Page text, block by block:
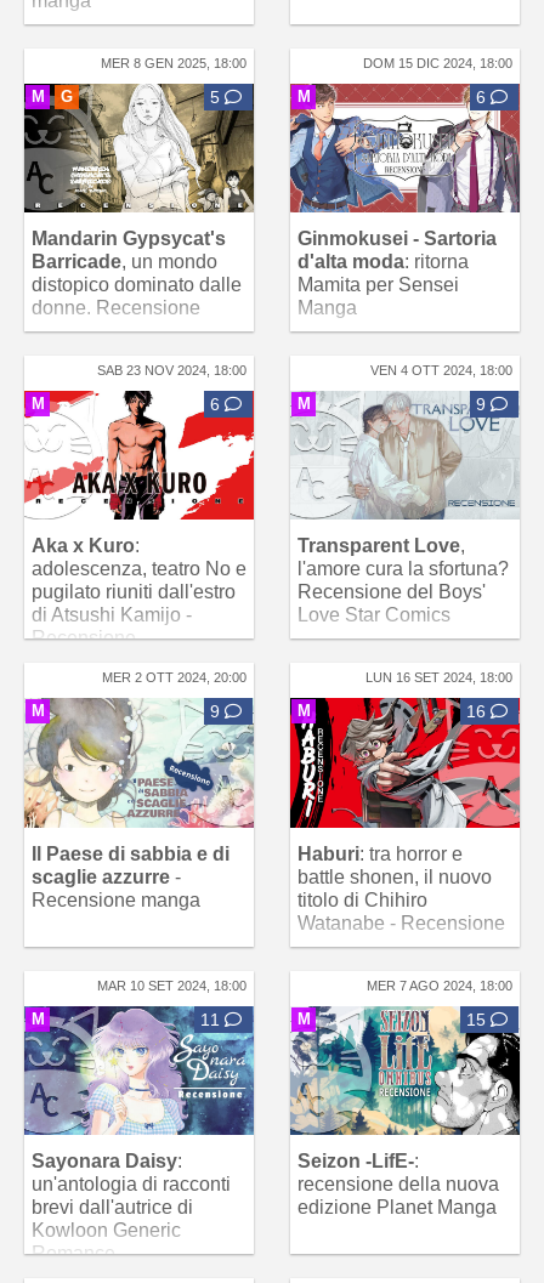
MER 8 GEN 2025, 18:00
M G 5
Mandarin Gypsycat's
Barricade, un mondo
distopico dominato dalle
donne. Recensione
DOM 15 DIC 2024, 18:00
M 6
Ginmokusei - Sartoria
d'alta moda: ritorna
Mamita per Sensei
Manga
SAB 23 NOV 2024, 18:00
M 6
Aka x Kuro:
adolescenza, teatro No e
pugilato riuniti dall'estro
di Atsushi Kamijo -
Recensione
VEN 4 OTT 2024, 18:00
M 9
Transparent Love,
l'amore cura la sfortuna?
Recensione del Boys'
Love Star Comics
MER 2 OTT 2024, 20:00
M 9
Il Paese di sabbia e di
scaglie azzurre -
Recensione manga
LUN 16 SET 2024, 18:00
M 16
Haburi: tra horror e
battle shonen, il nuovo
titolo di Chihiro
Watanabe - Recensione
MAR 10 SET 2024, 18:00
M 11
Sayonara Daisy:
un'antologia di racconti
brevi dall'autrice di
Kowloon Generic
Romance
MER 7 AGO 2024, 18:00
M 15
Seizon -LifE-:
recensione della nuova
edizione Planet Manga